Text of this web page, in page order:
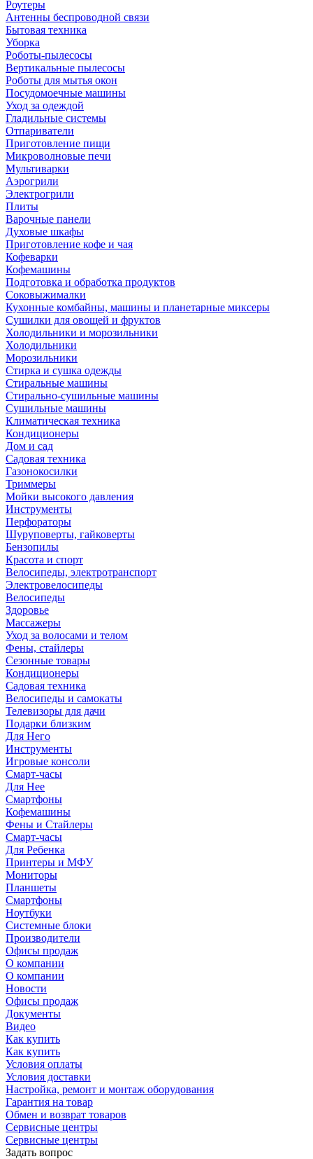
Роутеры
Антенны беспроводной связи
Бытовая техника
Уборка
Роботы-пылесосы
Вертикальные пылесосы
Роботы для мытья окон
Посудомоечные машины
Уход за одеждой
Гладильные системы
Отпариватели
Приготовление пищи
Микроволновые печи
Мультиварки
Аэрогрили
Электрогрили
Плиты
Варочные панели
Духовые шкафы
Приготовление кофе и чая
Кофеварки
Кофемашины
Подготовка и обработка продуктов
Соковыжималки
Кухонные комбайны, машины и планетарные миксеры
Сушилки для овощей и фруктов
Холодильники и морозильники
Холодильники
Морозильники
Стирка и сушка одежды
Стиральные машины
Стирально-сушильные машины
Сушильные машины
Климатическая техника
Кондиционеры
Дом и сад
Садовая техника
Газонокосилки
Триммеры
Мойки высокого давления
Инструменты
Перфораторы
Шуруповерты, гайковерты
Бензопилы
Красота и спорт
Велосипеды, электротранспорт
Электровелосипеды
Велосипеды
Здоровье
Массажеры
Уход за волосами и телом
Фены, стайлеры
Сезонные товары
Кондиционеры
Садовая техника
Велосипеды и самокаты
Телевизоры для дачи
Подарки близким
Для Него
Инструменты
Игровые консоли
Смарт-часы
Для Нее
Смартфоны
Кофемашины
Фены и Стайлеры
Смарт-часы
Для Ребенка
Принтеры и МФУ
Мониторы
Планшеты
Смартфоны
Ноутбуки
Системные блоки
Производители
Офисы продаж
О компании
О компании
Новости
Офисы продаж
Документы
Видео
Как купить
Как купить
Условия оплаты
Условия доставки
Настройка, ремонт и монтаж оборудования
Гарантия на товар
Обмен и возврат товаров
Сервисные центры
Сервисные центры
Задать вопрос